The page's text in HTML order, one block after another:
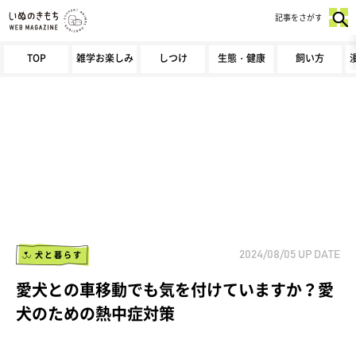
TOP 雑学お楽しみ しつけ 生態・健康 飼い方
記事をさがす
犬と暮らす 2024/08/05 UP DATE
愛犬との車移動でも気を付けていますか？愛
犬のための熱中症対策